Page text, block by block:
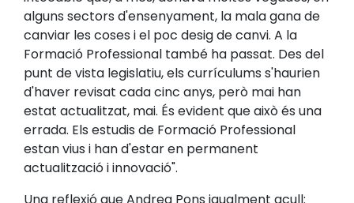
alguns sectors d'ensenyament, la mala gana de
canviar les coses i el poc desig de canvi. A la
Formació Professional també ha passat. Des del
punt de vista legislatiu, els currículums s'haurien
d'haver revisat cada cinc anys, però mai han
estat actualitzat, mai. És evident que això és una
errada. Els estudis de Formació Professional
estan vius i han d'estar en permanent
actualització i innovació".